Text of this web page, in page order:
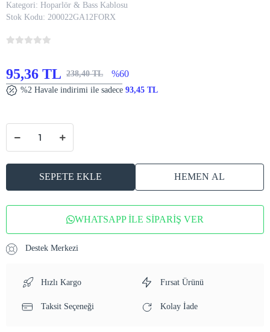
Kategori: Hoparlör & Bass Kablosu
Stok Kodu: 200022GA12FORX
95,36 TL 238,40 TL %60
%2 Havale indirimi ile sadece 93,45 TL
SEPETE EKLE HEMEN AL
WHATSAPP İLE SİPARİŞ VER
Destek Merkezi
Hızlı Kargo Fırsat Ürünü
Taksit Seçeneği Kolay İade